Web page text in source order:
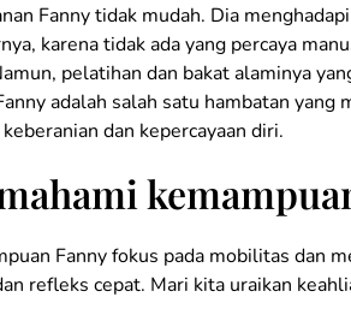
Fanny tidak mudah. Dia
karena tidak ada yang percaya
pelatihan dan bakat alaminya
adalah salah satu hambatan
dan kepercayaan diri.
Fanny fokus pada mobilitas dan
refleks cepat. Mari kita uraikan